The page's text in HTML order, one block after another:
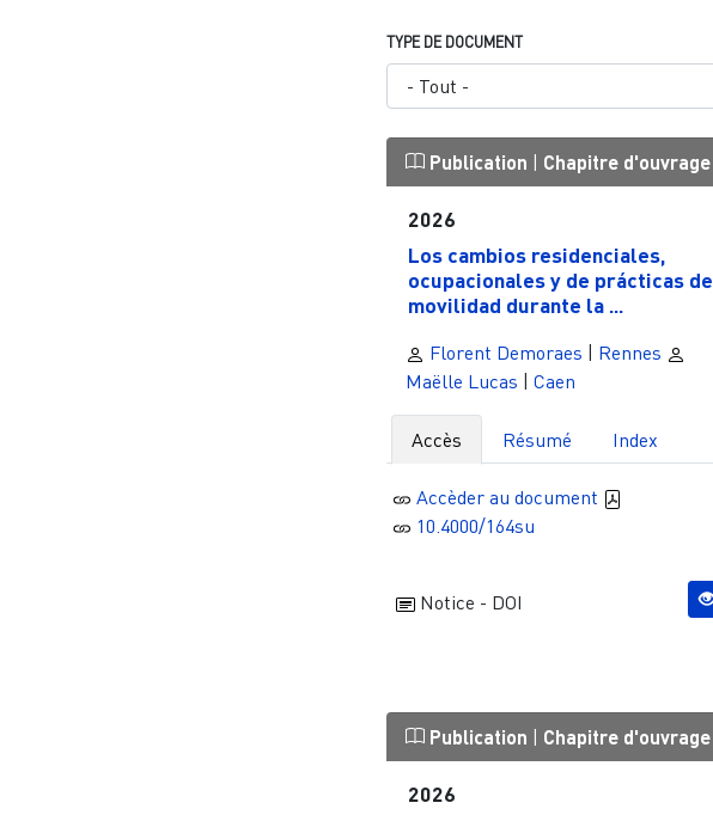
TYPE DE DOCUMENT
Publication | Chapitre d'ouvrage
2026
Los cambios residenciales,
ocupacionales y de prácticas de
movilidad durante la ...
Florent Demoraes | Rennes
Maëlle Lucas |Caen
Accès Résumé Index
Accèder au document
10.4000/164su
Notice - DOI
Publication | Chapitre d'ouvrage
2026